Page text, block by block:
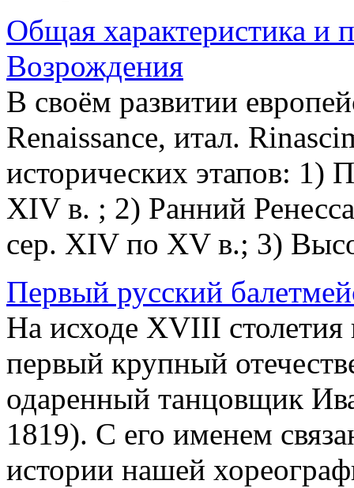
Общая характеристика и
Возрождения
В своём развитии
Renaissance, итал.
исторических этапов: 1)
XIV в. ; 2) Ранний
сер. XIV по XV в.; 3)
Первый русский
На исходе XVIII столетия
первый крупный
одаренный танцовщик
1819). С его именем
истории нашей